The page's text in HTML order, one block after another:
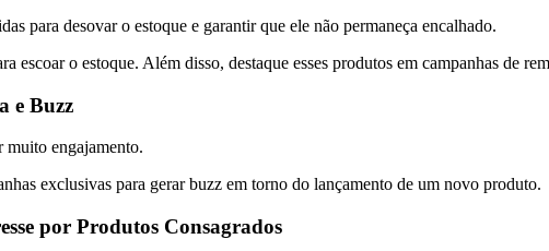
para desovar o estoque e garantir que ele não permaneça encalhado.
escoar o estoque. Além disso, destaque esses produtos em campanhas de
e Buzz
muito engajamento.
exclusivas para gerar buzz em torno do lançamento de um novo produto.
por Produtos Consagrados